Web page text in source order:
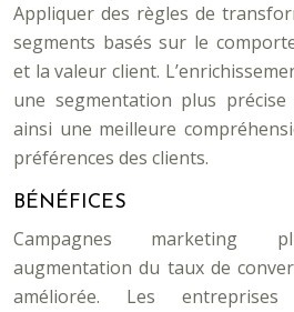
Appliquer des règles de
segments basés sur le
et la valeur client.
une segmentation plus
ainsi une meilleure
préférences des clients.
BÉNÉFICES
Campagnes marketing
augmentation du taux de
améliorée. Les